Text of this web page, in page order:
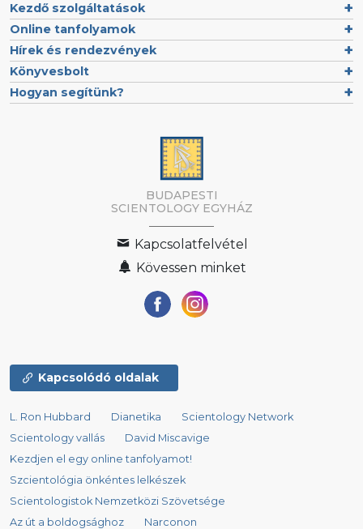
Kezdő szolgáltatások
Online tanfolyamok
Hírek és rendezvények
Könyvesbolt
Hogyan segítünk?
BUDAPESTI
SCIENTOLOGY EGYHÁZ
Kapcsolatfelvétel
Kövessen minket
Kapcsolódó oldalak
L. Ron Hubbard Dianetika
Scientology Network
Scientology vallás
David Miscavige
Kezdjen el egy online tanfolyamot!
Szcientológia önkéntes lelkészek
Scientologistok Nemzetközi Szövetsége
Az út a boldogsághoz
Narconon